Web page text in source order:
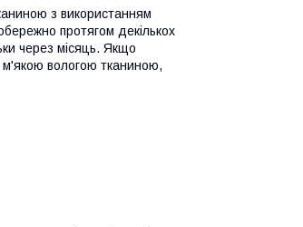
з використанням
протягом декількох
через місяць. Якщо
м'якою вологою тканиною,